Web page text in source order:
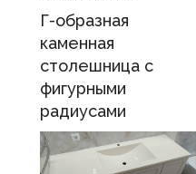
Г-образная
каменная
столешница с
фигурными
радиусами